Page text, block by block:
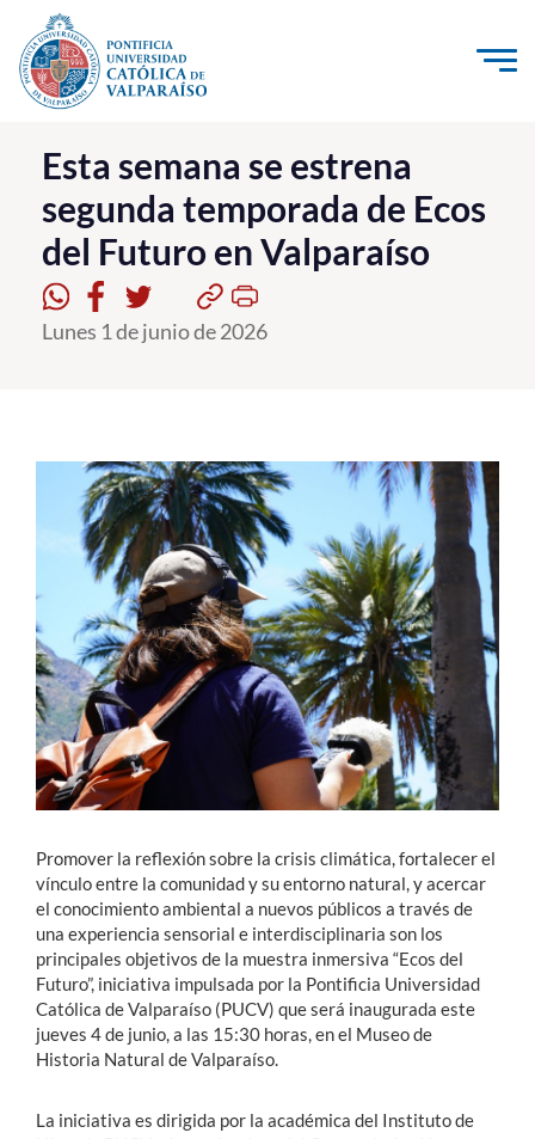
Click acá para ir directamente al contenido
La Universidad
Investigación, Creación e Innovación
PUCV Internacional
Vinculación con el Medio
Postgrado
Formación Continua
Estudiantes
Académicos
Funcionarios
Alumni
Esta semana se estrena
segunda temporada de Ecos
del Futuro en Valparaíso
Lunes 1 de junio de 2026
Promover la reflexión sobre la crisis climática, fortalecer el
vínculo entre la comunidad y su entorno natural, y acercar
el conocimiento ambiental a nuevos públicos a través de
una experiencia sensorial e interdisciplinaria son los
principales objetivos de la muestra inmersiva “Ecos del
Futuro”, iniciativa impulsada por la Pontificia Universidad
Católica de Valparaíso (PUCV) que será inaugurada este
jueves 4 de junio, a las 15:30 horas, en el Museo de
Historia Natural de Valparaíso.
La iniciativa es dirigida por la académica del Instituto de